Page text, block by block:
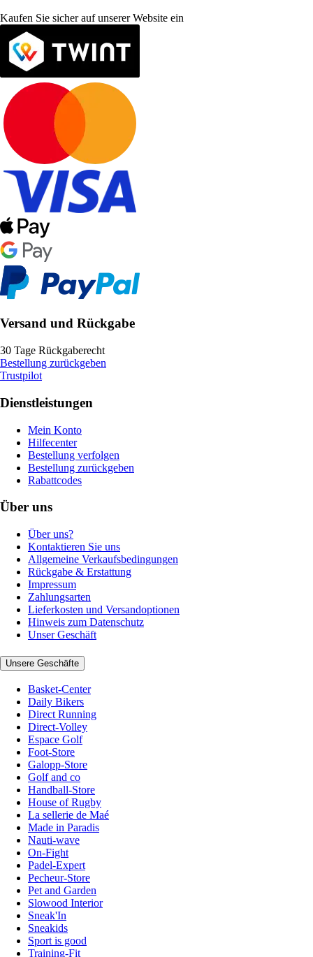
Kaufen Sie sicher auf unserer Website ein
Versand und Rückgabe
30 Tage Rückgaberecht
Bestellung zurückgeben
Trustpilot
Dienstleistungen
Mein Konto
Hilfecenter
Bestellung verfolgen
Bestellung zurückgeben
Rabattcodes
Über uns
Über uns?
Kontaktieren Sie uns
Allgemeine Verkaufsbedingungen
Rückgabe & Erstattung
Impressum
Zahlungsarten
Lieferkosten und Versandoptionen
Hinweis zum Datenschutz
Unser Geschäft
Unsere Geschäfte
Basket-Center
Daily Bikers
Direct Running
Direct-Volley
Espace Golf
Foot-Store
Galopp-Store
Golf and co
Handball-Store
House of Rugby
La sellerie de Maé
Made in Paradis
Nauti-wave
On-Fight
Padel-Expert
Pecheur-Store
Pet and Garden
Slowood Interior
Sneak'In
Sneakids
Sport is good
Training-Fit